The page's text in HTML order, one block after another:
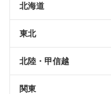
北海道
東北
北陸・甲信越
関東